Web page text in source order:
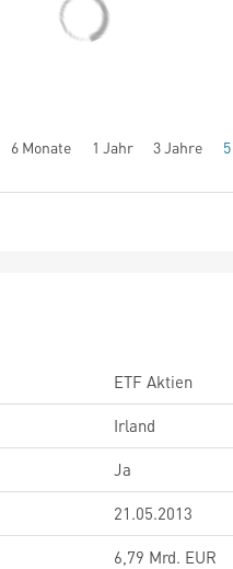
6 Monate 1 Jahr 3 Jahre
ETF Aktien
Irland
Ja
21.05.2013
6,79 Mrd. EUR